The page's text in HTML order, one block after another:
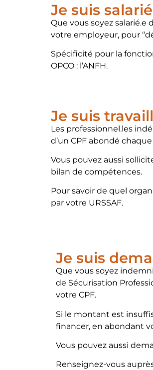
Je suis
Que vous soyez
votre employeur, pour
Spécificité pour la
OPCO : l’ANFH.
Je suis
Les professionnel.les
d’un CPF abondé
Vous pouvez aussi
bilan de compétences.
Pour savoir de quel
par votre URSSAF.
Je suis
Que vous soyez
de Sécurisation
votre CPF.
Si le montant est
financer, en abondant
Vous pouvez aussi
Renseignez-vous